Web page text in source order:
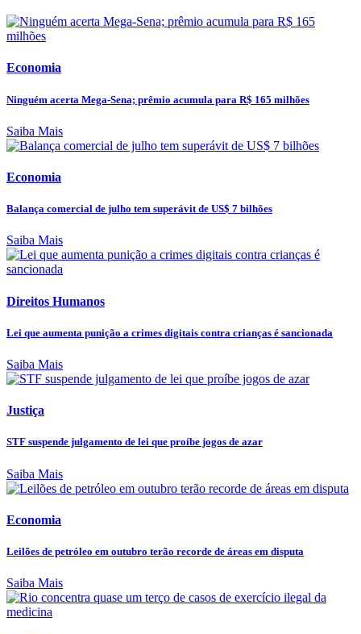
Economia
Ninguém acerta Mega-Sena; prêmio acumula para R$ 165 milhões
Saiba Mais
Economia
Balança comercial de julho tem superávit de US$ 7 bilhões
Saiba Mais
Direitos Humanos
Lei que aumenta punição a crimes digitais contra crianças é sancionada
Saiba Mais
Justiça
STF suspende julgamento de lei que proíbe jogos de azar
Saiba Mais
Economia
Leilões de petróleo em outubro terão recorde de áreas em disputa
Saiba Mais